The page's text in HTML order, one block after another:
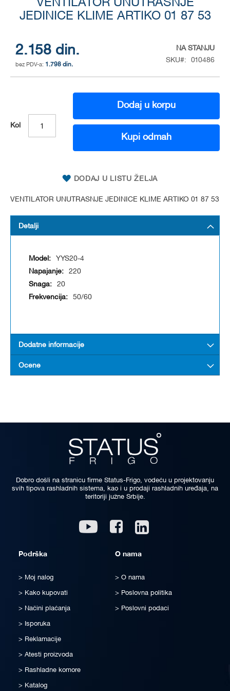
VENTILATOR UNUTRASNJE
JEDINICE KLIME ARTIKO 01 87 53
2.158 din.
1.798 din.
NA STANJU
SKU
010486
Kol
Dodaj u korpu
Kupi odmah
DODAJ U LISTU ŽELJA
VENTILATOR UNUTRASNJE JEDINICE KLIME ARTIKO 01 87 53
the
beginning
images
gallery
Detalji
YYS20-4
220
20
50/60
Dodatne informacije
Ocene
Dobro došli na stranicu firme Status-Frigo, vodeću u projektovanju
svih tipova rashladnih sistema, kao i u prodaji rashladnih uređaja, na
teritoriji južne Srbije.
Youtube Facebook
Podrška
Moj nalog
Kako kupovati
Načini plaćanja
Isporuka
Reklamacije
Atesti proizvoda
Rashladne komore
Katalog
O nama
O nama
Poslovna politika
Poslovni podaci